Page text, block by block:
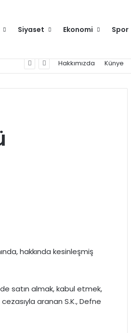
Siyaset Ekonomi Spor
Hakkımızda Künye
hakkında kesinleşmiş
satın almak, kabul etmek,
aranan S.K., Defne